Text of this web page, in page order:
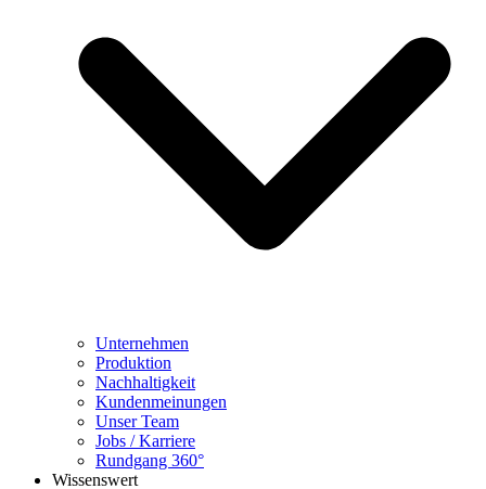
Unternehmen
Produktion
Nachhaltigkeit
Kundenmeinungen
Unser Team
Jobs / Karriere
Rundgang 360°
Wissenswert